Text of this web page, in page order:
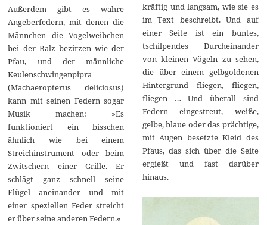
Außerdem gibt es wahre
Angeberfedern, mit denen die
Männchen die Vogelweibchen
bei der Balz bezirzen wie der
Pfau, und der männliche
Keulenschwingenpipra
(Machaeropterus deliciosus)
kann mit seinen Federn sogar
Musik machen: »Es
funktioniert ein bisschen
ähnlich wie bei einem
Streichinstrument oder beim
Zwitschern einer Grille. Er
schlägt ganz schnell seine
Flügel aneinander und mit
einer speziellen Feder streicht
er über seine anderen Federn.«
kräftig und langsam, wie sie es
im Text beschreibt. Und auf
einer Seite ist ein buntes,
tschilpendes Durcheinander
von kleinen Vögeln zu sehen,
die über einem gelbgoldenen
Hintergrund fliegen, fliegen,
fliegen … Und überall sind
Federn eingestreut, weiße,
gelbe, blaue oder das prächtige,
mit Augen besetzte Kleid des
Pfaus, das sich über die Seite
ergießt und fast darüber
hinaus.